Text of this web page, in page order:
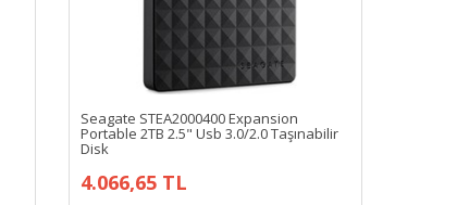
Seagate STEA2000400 Expansion
Portable 2TB 2.5" Usb 3.0/2.0 Taşınabilir
Disk
4.066,65 TL